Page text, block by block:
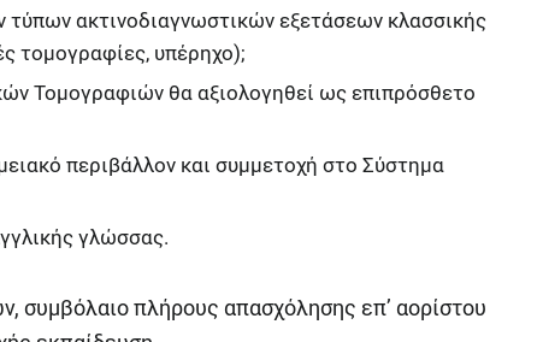
ακτινοδιαγνωστικών εξετάσεων κλασσικής
τομογραφίες, υπέρηχο);
Τομογραφιών θα αξιολογηθεί ως επιπρόσθετο
περιβάλλον και συμμετοχή στο Σύστημα
γλώσσας.
συμβόλαιο πλήρους απασχόλησης επ’ αορίστου